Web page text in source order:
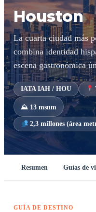
Houston
La cuarta ciudad más
combina identidad
escena gastronómica
IATAIAH / HOU
⛰ 13 msnm
2,3 millones (área
Resumen Guías de
GUÍA DE DESTINO